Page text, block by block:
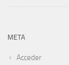
META
Acceder